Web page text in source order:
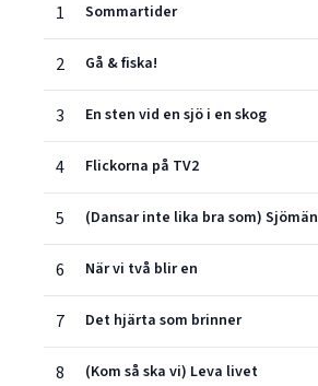
1
Sommartider
2 Gå & fiska!
3 En sten vid en sjö i en skog
4 Flickorna på TV2
5 (Dansar inte lika bra som) Sjömän
6 När vi två blir en
7 Det hjärta som brinner
8 (Kom så ska vi) Leva livet